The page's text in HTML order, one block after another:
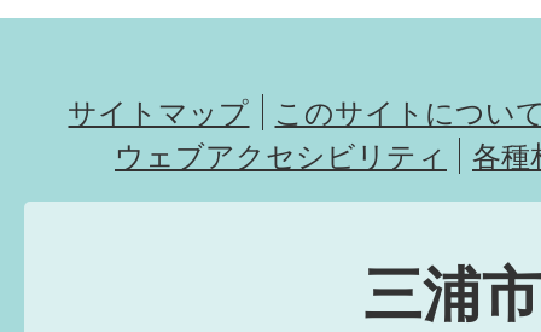
サイトマップ
このサイトについ
ウェブアクセシビリティ
各種
三浦市